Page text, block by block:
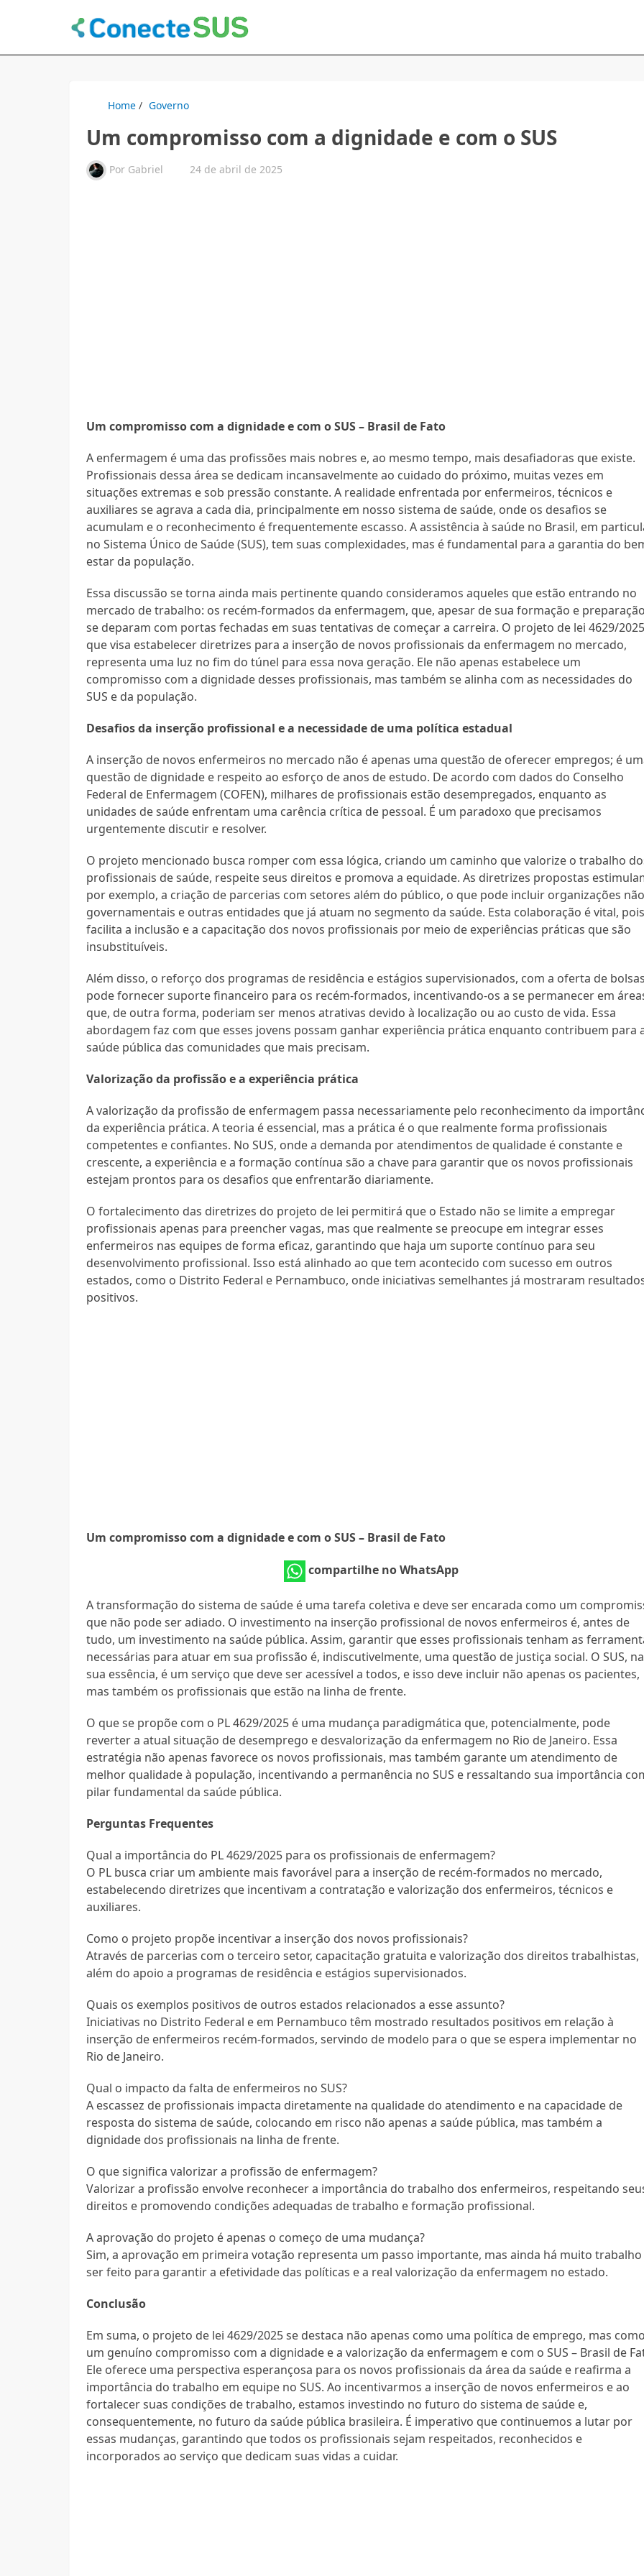
Home / Governo
Um compromisso com a dignidade e com o SUS
Por Gabriel 24 de abril de 2025
Um compromisso com a dignidade e com o SUS – Brasil de Fato
A enfermagem é uma das profissões mais nobres e, ao mesmo tempo, mais desafiadoras que existe.
Profissionais dessa área se dedicam incansavelmente ao cuidado do próximo, muitas vezes em
situações extremas e sob pressão constante. A realidade enfrentada por enfermeiros, técnicos e
auxiliares se agrava a cada dia, principalmente em nosso sistema de saúde, onde os desafios se
acumulam e o reconhecimento é frequentemente escasso. A assistência à saúde no Brasil, em
no Sistema Único de Saúde (SUS), tem suas complexidades, mas é fundamental para a garantia do
estar da população.
Essa discussão se torna ainda mais pertinente quando consideramos aqueles que estão entrando no
mercado de trabalho: os recém-formados da enfermagem, que, apesar de sua formação e
se deparam com portas fechadas em suas tentativas de começar a carreira. O projeto de lei 4629/
que visa estabelecer diretrizes para a inserção de novos profissionais da enfermagem no mercado,
representa uma luz no fim do túnel para essa nova geração. Ele não apenas estabelece um
compromisso com a dignidade desses profissionais, mas também se alinha com as necessidades do
SUS e da população.
Desafios da inserção profissional e a necessidade de uma política estadual
A inserção de novos enfermeiros no mercado não é apenas uma questão de oferecer empregos; é
questão de dignidade e respeito ao esforço de anos de estudo. De acordo com dados do Conselho
Federal de Enfermagem (COFEN), milhares de profissionais estão desempregados, enquanto as
unidades de saúde enfrentam uma carência crítica de pessoal. É um paradoxo que precisamos
urgentemente discutir e resolver.
O projeto mencionado busca romper com essa lógica, criando um caminho que valorize o trabalho
profissionais de saúde, respeite seus direitos e promova a equidade. As diretrizes propostas
por exemplo, a criação de parcerias com setores além do público, o que pode incluir organizações
governamentais e outras entidades que já atuam no segmento da saúde. Esta colaboração é vital,
facilita a inclusão e a capacitação dos novos profissionais por meio de experiências práticas que são
insubstituíveis.
Além disso, o reforço dos programas de residência e estágios supervisionados, com a oferta de
pode fornecer suporte financeiro para os recém-formados, incentivando-os a se permanecer em
que, de outra forma, poderiam ser menos atrativas devido à localização ou ao custo de vida. Essa
abordagem faz com que esses jovens possam ganhar experiência prática enquanto contribuem para
saúde pública das comunidades que mais precisam.
Valorização da profissão e a experiência prática
A valorização da profissão de enfermagem passa necessariamente pelo reconhecimento da
da experiência prática. A teoria é essencial, mas a prática é o que realmente forma profissionais
competentes e confiantes. No SUS, onde a demanda por atendimentos de qualidade é constante e
crescente, a experiência e a formação contínua são a chave para garantir que os novos profissionais
estejam prontos para os desafios que enfrentarão diariamente.
O fortalecimento das diretrizes do projeto de lei permitirá que o Estado não se limite a empregar
profissionais apenas para preencher vagas, mas que realmente se preocupe em integrar esses
enfermeiros nas equipes de forma eficaz, garantindo que haja um suporte contínuo para seu
desenvolvimento profissional. Isso está alinhado ao que tem acontecido com sucesso em outros
estados, como o Distrito Federal e Pernambuco, onde iniciativas semelhantes já mostraram
positivos.
Um compromisso com a dignidade e com o SUS – Brasil de Fato
compartilhe no WhatsApp
A transformação do sistema de saúde é uma tarefa coletiva e deve ser encarada como um
que não pode ser adiado. O investimento na inserção profissional de novos enfermeiros é, antes de
tudo, um investimento na saúde pública. Assim, garantir que esses profissionais tenham as
necessárias para atuar em sua profissão é, indiscutivelmente, uma questão de justiça social. O SUS, na
sua essência, é um serviço que deve ser acessível a todos, e isso deve incluir não apenas os pacientes,
mas também os profissionais que estão na linha de frente.
O que se propõe com o PL 4629/2025 é uma mudança paradigmática que, potencialmente, pode
reverter a atual situação de desemprego e desvalorização da enfermagem no Rio de Janeiro. Essa
estratégia não apenas favorece os novos profissionais, mas também garante um atendimento de
melhor qualidade à população, incentivando a permanência no SUS e ressaltando sua importância
pilar fundamental da saúde pública.
Perguntas Frequentes
Qual a importância do PL 4629/2025 para os profissionais de enfermagem?
O PL busca criar um ambiente mais favorável para a inserção de recém-formados no mercado,
estabelecendo diretrizes que incentivam a contratação e valorização dos enfermeiros, técnicos e
auxiliares.
Como o projeto propõe incentivar a inserção dos novos profissionais?
Através de parcerias com o terceiro setor, capacitação gratuita e valorização dos direitos trabalhistas,
além do apoio a programas de residência e estágios supervisionados.
Quais os exemplos positivos de outros estados relacionados a esse assunto?
Iniciativas no Distrito Federal e em Pernambuco têm mostrado resultados positivos em relação à
inserção de enfermeiros recém-formados, servindo de modelo para o que se espera implementar no
Rio de Janeiro.
Qual o impacto da falta de enfermeiros no SUS?
A escassez de profissionais impacta diretamente na qualidade do atendimento e na capacidade de
resposta do sistema de saúde, colocando em risco não apenas a saúde pública, mas também a
dignidade dos profissionais na linha de frente.
O que significa valorizar a profissão de enfermagem?
Valorizar a profissão envolve reconhecer a importância do trabalho dos enfermeiros, respeitando
direitos e promovendo condições adequadas de trabalho e formação profissional.
A aprovação do projeto é apenas o começo de uma mudança?
Sim, a aprovação em primeira votação representa um passo importante, mas ainda há muito trabalho
ser feito para garantir a efetividade das políticas e a real valorização da enfermagem no estado.
Conclusão
Em suma, o projeto de lei 4629/2025 se destaca não apenas como uma política de emprego, mas
um genuíno compromisso com a dignidade e a valorização da enfermagem e com o SUS – Brasil de
Ele oferece uma perspectiva esperançosa para os novos profissionais da área da saúde e reafirma a
importância do trabalho em equipe no SUS. Ao incentivarmos a inserção de novos enfermeiros e ao
fortalecer suas condições de trabalho, estamos investindo no futuro do sistema de saúde e,
consequentemente, no futuro da saúde pública brasileira. É imperativo que continuemos a lutar por
essas mudanças, garantindo que todos os profissionais sejam respeitados, reconhecidos e
incorporados ao serviço que dedicam suas vidas a cuidar.